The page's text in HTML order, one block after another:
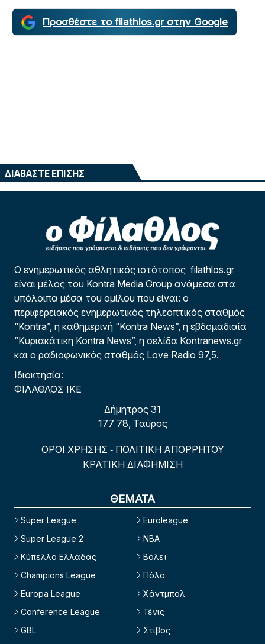
Προσθέστε το filathlos.gr στην Google
ΔΙΑΒΑΣΤΕ ΕΠΙΣΗΣ
Ο ενημερωτικός αθλητικός ιστότοπος filathlos.gr
είναι μέλος του Kontra Media Group ανάμεσα στα
υπόλοιπα μέσα του ομίλου που είναι: ο
περιφερειακός ενημερωτικός τηλεοπτικός σταθμός
“Kontra”, η καθημερινή “Kontra News”, η εβδομαδιαία
“Κυριακάτικη Kontra News”, η σελίδα Kontranews.gr
και ο ραδιοφωνικός σταθμός Love Radio 97,5.
Ιδιοκτησία:
ΦΙΛΑΘΛΟΣ ΙΚΕ
Δήμητρος 31
177 78, Ταύρος
ΟΡΟΙ ΧΡΗΣΗΣ - ΠΟΛΙΤΙΚΗ ΑΠΟΡΡΗΤΟΥ
ΚΡΑΤΙΚΗ ΔΙΑΦΗΜΙΣΗ
ΘΕΜΑΤΑ
Super League
Super League 2
Κύπελλο Ελλάδας
Champions League
Europa League
Conference League
GBL
Euroleague
NBA
Βόλεϊ
Πόλο
Χάντμπολ
Τένις
Στίβος